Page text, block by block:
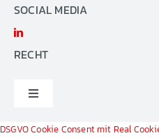
SOCIAL MEDIA
RECHT
Toggle
IMPRESSUM
DSGVO Cookie Consent mit Real